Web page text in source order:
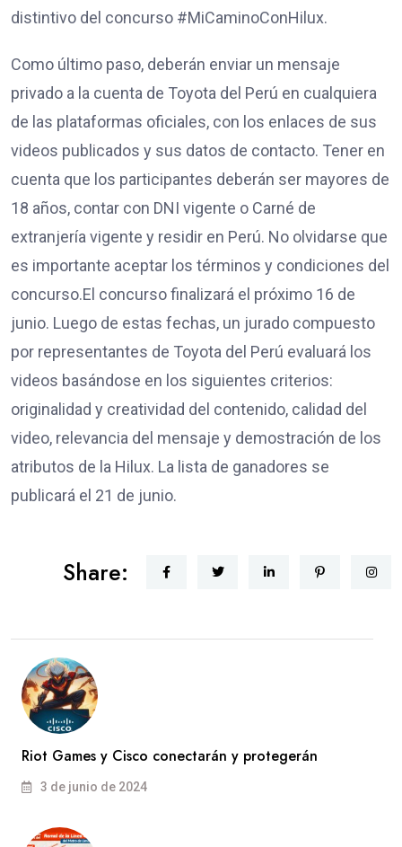
distintivo del concurso #MiCaminoConHilux.
Como último paso, deberán enviar un mensaje
privado a la cuenta de Toyota del Perú en cualquiera
de las plataformas oficiales, con los enlaces de sus
videos publicados y sus datos de contacto. Tener en
cuenta que los participantes deberán ser mayores de
18 años, contar con DNI vigente o Carné de
extranjería vigente y residir en Perú. No olvidarse que
es importante aceptar los términos y condiciones del
concurso.El concurso finalizará el próximo 16 de
junio. Luego de estas fechas, un jurado compuesto
por representantes de Toyota del Perú evaluará los
videos basándose en los siguientes criterios:
originalidad y creatividad del contenido, calidad del
video, relevancia del mensaje y demostración de los
atributos de la Hilux. La lista de ganadores se
publicará el 21 de junio.
Share:
Riot Games y Cisco conectarán y protegerán
3 de junio de 2024